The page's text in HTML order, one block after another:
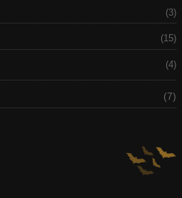
(3)
(15)
(4)
(7)